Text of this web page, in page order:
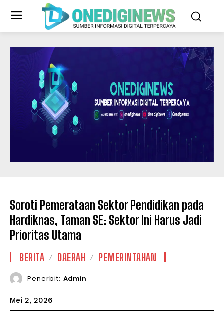
Soroti Pemerataan Sektor Pendidikan pada
Hardiknas, Taman SE: Sektor Ini Harus Jadi
Prioritas Utama
BERITA DAERAH PEMERINTAHAN
Penerbit: Admin
Mei 2, 2026